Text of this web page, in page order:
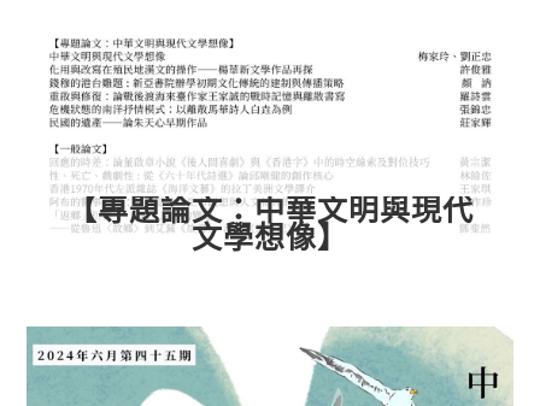
【專題論文：中華文明與現代
文學想像】